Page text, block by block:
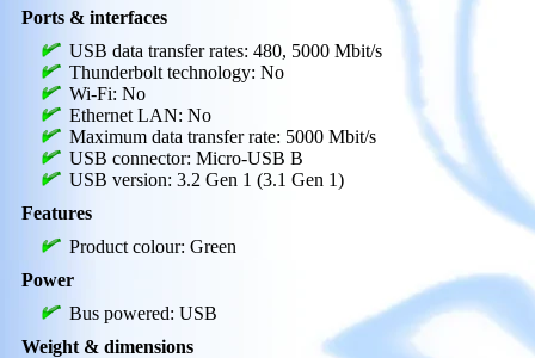
Ports & interfaces
USB data transfer rates: 480, 5000 Mbit/s
Thunderbolt technology: No
Wi-Fi: No
Ethernet LAN: No
Maximum data transfer rate: 5000 Mbit/s
USB connector: Micro-USB B
USB version: 3.2 Gen 1 (3.1 Gen 1)
Features
Product colour: Green
Power
Bus powered: USB
Weight & dimensions